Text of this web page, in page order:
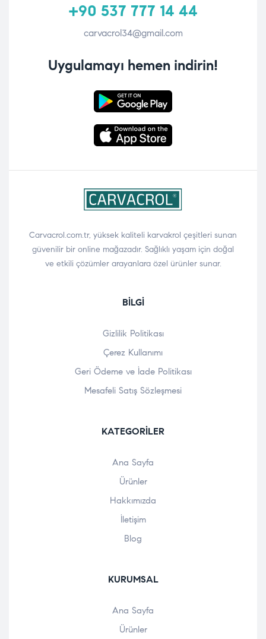
+90 537 777 14 44
carvacrol34@gmail.com
Uygulamayı hemen indirin!
Carvacrol.com.tr, yüksek kaliteli karvakrol çeşitleri sunan
güvenilir bir online mağazadır. Sağlıklı yaşam için doğal
ve etkili çözümler arayanlara özel ürünler sunar.
BILGI
Gizlilik Politikası
Çerez Kullanımı
Geri Ödeme ve İade Politikası
Mesafeli Satış Sözleşmesi
KATEGORILER
Ana Sayfa
Ürünler
Hakkımızda
İletişim
Blog
KURUMSAL
Ana Sayfa
Ürünler